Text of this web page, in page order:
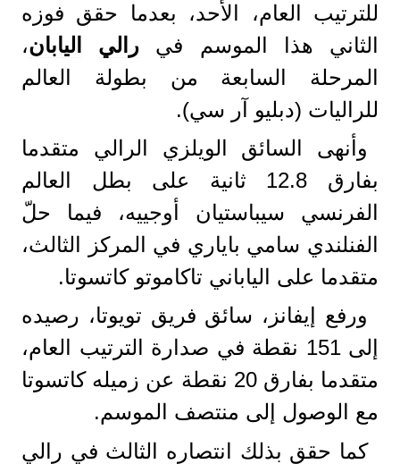
للترتيب العام، الأحد، بعدما حقق فوزه
الثاني هذا الموسم في رالي اليابان،
المرحلة السابعة من بطولة العالم
للراليات (دبليو آر سي).
وأنهى السائق الويلزي الرالي متقدما
بفارق 12.8 ثانية على بطل العالم
الفرنسي سيباستيان أوجييه، فيما حلّ
الفنلندي سامي باياري في المركز الثالث،
متقدما على الياباني تاكاموتو كاتسوتا.
ورفع إيفانز، سائق فريق تويوتا، رصيده
إلى 151 نقطة في صدارة الترتيب العام،
متقدما بفارق 20 نقطة عن زميله كاتسوتا
مع الوصول إلى منتصف الموسم.
كما حقق بذلك انتصاره الثالث في رالي